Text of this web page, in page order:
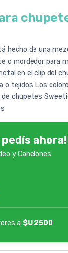
hecho de una
o mordedor para
en el clip del
o tejidos Los
chupetes
pedís ahora!
y Canelones
a $U 2500